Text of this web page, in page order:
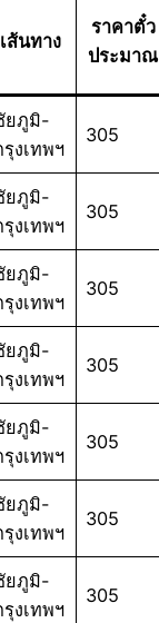
เส้นทาง
ราคาตั๋ว
ประมาณ
ยภูมิ-
รุงเทพฯ
305
ยภูมิ-
รุงเทพฯ
305
ยภูมิ-
รุงเทพฯ
305
ยภูมิ-
รุงเทพฯ
305
ยภูมิ-
รุงเทพฯ
305
ยภูมิ-
รุงเทพฯ
305
ยภูมิ-
รุงเทพฯ
305